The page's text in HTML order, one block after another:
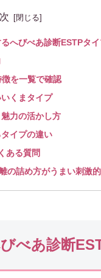
へびべあ診断ESTPタ
を一覧で確認
くまタイプ
力の活かし方
イプの違い
ある質問
の詰め方がうまい刺激
べあ診断